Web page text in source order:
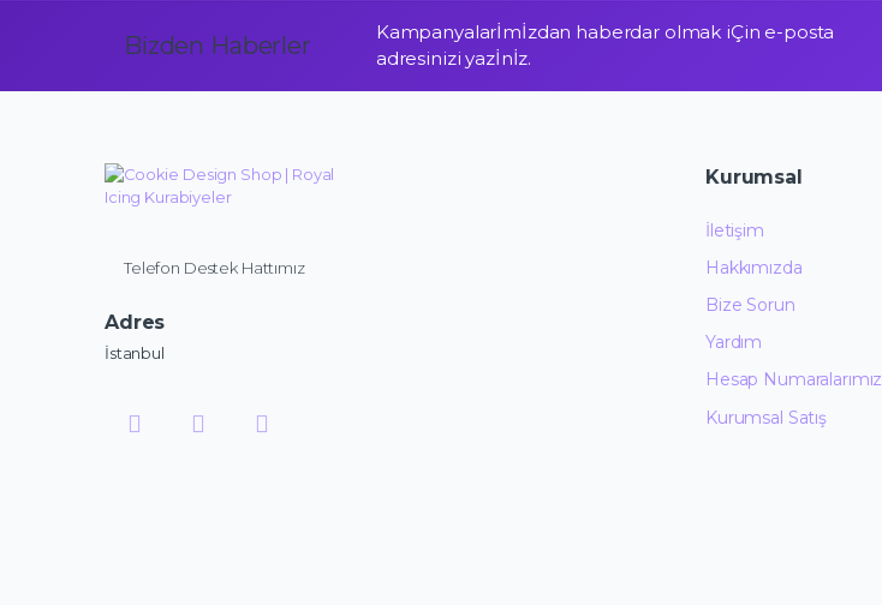
Bizden Haberler
Kampanyalarİmİzdan haberdar olmak iÇin e-posta
adresinizi yazİnİz.
Telefon Destek Hattımız
Adres
İstanbul
Kurumsal
İletişim
Hakkımızda
Bize Sorun
Yardım
Hesap Numaralarımız
Kurumsal Satış